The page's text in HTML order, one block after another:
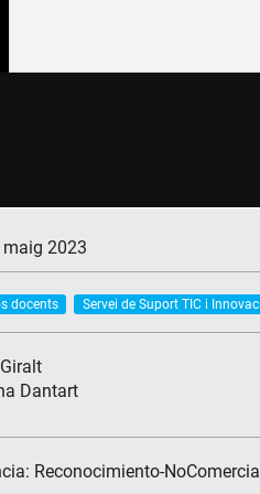
maig 2023
docents Servei de Suport TIC i
Dantart
Reconocimiento-